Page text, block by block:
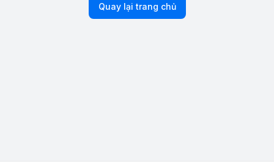
Quay lại trang chủ